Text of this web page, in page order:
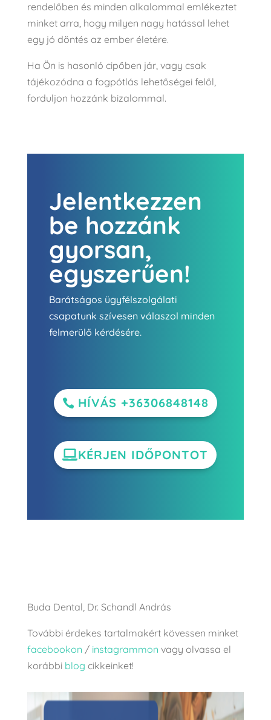
rendelőben és minden alkalommal emlékeztet
minket arra, hogy milyen nagy hatással lehet
egy jó döntés az ember életére.
Ha Ön is hasonló cipőben jár, vagy csak
tájékozódna a fogpótlás lehetőségei felől,
forduljon hozzánk bizalommal.
Jelentkezzen
be hozzánk
gyorsan,
egyszerűen!
Barátságos ügyfélszolgálati
csapatunk szívesen válaszol minden
felmerülő kérdésére.
HÍVÁS +36306848148
KÉRJEN IDŐPONTOT
Buda Dental, Dr. Schandl András
További érdekes tartalmakért kövessen minket
facebookon / instagrammon vagy olvassa el
korábbi blog cikkeinket!